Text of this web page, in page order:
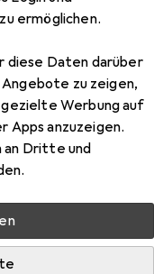
ermöglichen.
diese Daten darüber
zu zeigen,
Werbung auf
Apps anzuzeigen.
an Dritte und
C
Produkt Hama